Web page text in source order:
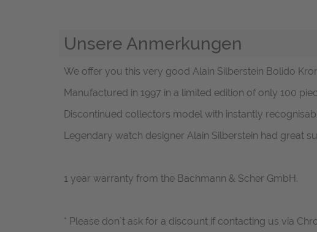
Unsere Anmerkungen
We offer you this very good Alain Silberstein Bolido
Manufactured in 1997 in a limited edition of only 100
Discontinued collectors model with instantly
Legendary watch designer Alain Silberstein had great
1 year warranty from the Bachmann & Scher GmbH.
* Please don`t ask for a discount if contacting us via